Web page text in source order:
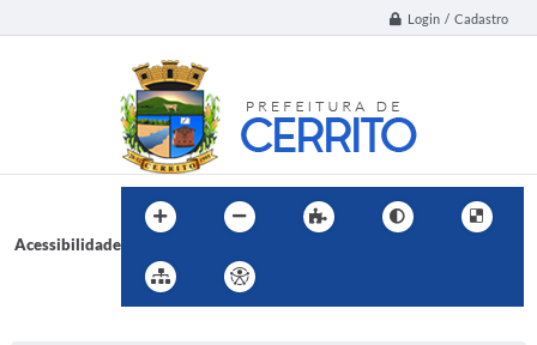
Login / Cadastro
Acessibilidade